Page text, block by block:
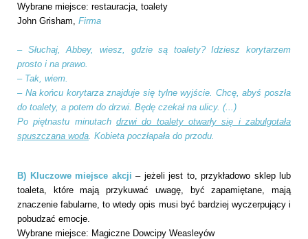
Wybrane miejsce: restauracja, toalety
John Grisham, Firma
– Słuchaj, Abbey, wiesz, gdzie są toalety? Idziesz korytarzem
prosto i na prawo.
– Tak, wiem.
– Na końcu korytarza znajduje się tylne wyjście. Chcę, abyś poszła
do toalety, a potem do drzwi. Będę czekał na ulicy. (...)
Po piętnastu minutach drzwi do toalety otwarły się i zabulgotała
spuszczana woda. Kobieta poczłapała do przodu.
B) Kluczowe miejsce akcji – jeżeli jest to, przykładowo sklep lub
toaleta, które mają przykuwać uwagę, być zapamiętane, mają
znaczenie fabularne, to wtedy opis musi być bardziej wyczerpujący i
pobudzać emocje.
Wybrane miejsce: Magiczne Dowcipy Weasleyów